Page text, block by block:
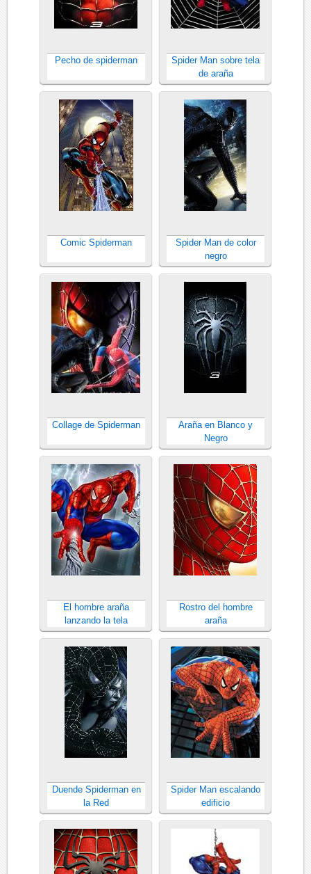
Pecho de spiderman
Spider Man sobre tela
de araña
Comic Spiderman
Spider Man de color
negro
Collage de Spiderman
Araña en Blanco y
Negro
El hombre araña
lanzando la tela
Rostro del hombre
araña
Duende Spiderman en
la Red
Spider Man escalando
edificio